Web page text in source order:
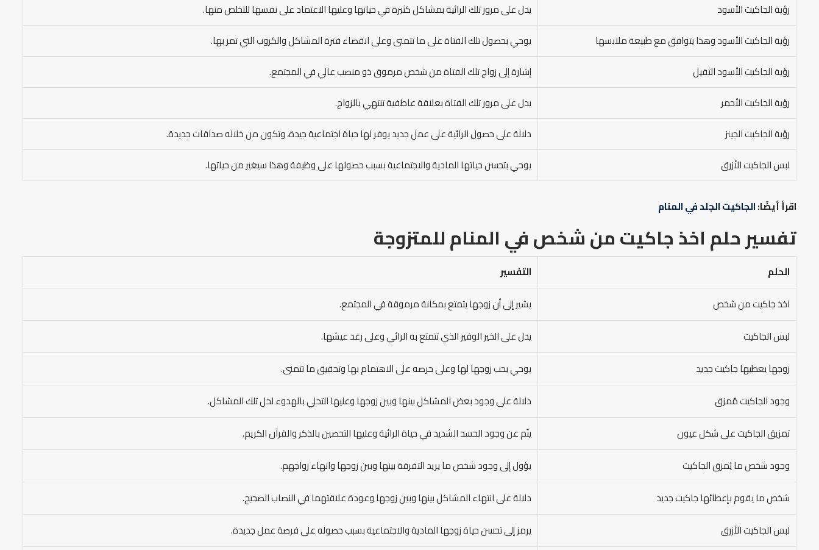
رؤية الجاكيت الأسود
يدل على مرور تلك الرائية بمشاكل كثيرة في حياتها وعليها الاعتماد على نفسها للتخلص منها.
رؤية الجاكيت الأسود وهذا يتوافق مع طبيعة ملابسها
يوحي بحصول تلك الفتاة على ما تتمنى وعلى انقضاء فترة المشاكل والكروب التي تمر بها.
رؤية الجاكيت الأسود الثقيل
إشارة إلى زواج تلك الفتاة من شخص مرموق ذو منصب عالي في المجتمع.
رؤية الجاكيت الأحمر
يدل على مرور تلك الفتاة بعلاقة عاطفية تنتهي بالزواج.
رؤية الجاكيت الجينز
دلالة على حصول الرائية على عمل جديد يوفر لها حياة اجتماعية جيدة، وتكون من خلاله صداقات جديدة.
لبس الجاكيت الأزرق
يوحي بتحسن حياتها المادية والاجتماعية بسبب حصولها على وظيفة وهذا سيغير من حياتها.
اقرأ أيضًا:الجاكيت الجلد في المنام
تفسير حلم اخذ جاكيت من شخص في المنامللمتزوجة
الحلم
التفسير
اخذ جاكيت من شخص
يشير إلى أن زوجها يتمتع بمكانة مرموقة في المجتمع.
لبس الجاكيت
يدل على الخير الوفير الذي تتمتع به الرائي وعلى رغد عيشها.
زوجها يعطيها جاكيت جديد
يوحي بحب زوجها لها وعلى حرصه على الاهتمام بها وتحقيق ما تتمنى.
وجود الجاكيت مُمزق
دلالة على وجود بعض المشاكل بينها وبين زوجها وعليها التحلي بالهدوء لحل تلك المشاكل.
تمزيق الجاكيت على شكل عيون
ينُم عن وجود الحسد الشديد في حياة الرائية وعليها التحصين بالذكر والقرآن الكريم.
وجود شخص ما يُمزق الجاكيت
يؤول إلى وجود شخص ما يريد التفرقة بينها وبين زوجها وانهاء زواجهم.
شخص ما يقوم بإعطائها جاكيت جديد
دلالة على انتهاء المشاكل بينها وبين زوجها وعودة علاقتهما في النصاب الصحيح.
لبس الجاكيت الأزرق
يرمز إلى تحسن حياة زوجها المادية والاجتماعية بسبب حصوله على فرصة عمل جديدة.